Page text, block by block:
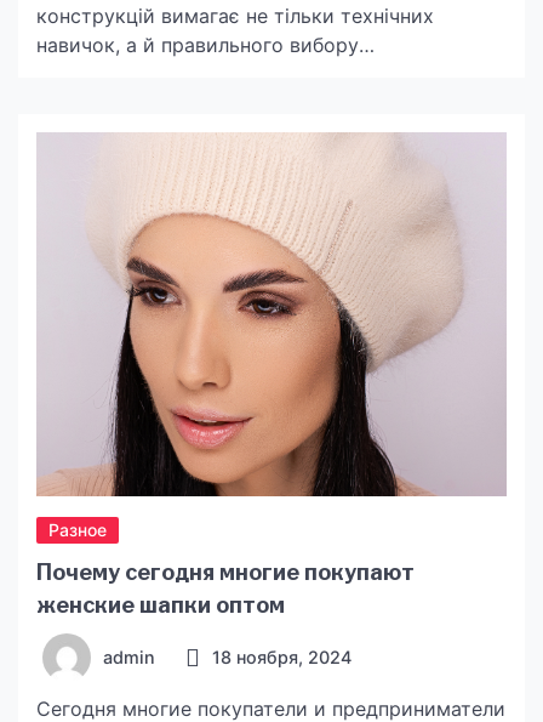
конструкцій вимагає не тільки технічних
навичок, а й правильного вибору
ефективність усунення пошкоджень. У цій
статті розглянемо, які бувають ремонтні суміші
для бетону, як правильно їх застосовувати та
які рішення пропонує бренд КРАЙЗЕЛЬ. Види
ремонтних сумішей, сфери застосування та
техніка використання На ринку існує […]
Разное
Почему сегодня многие покупают
женские шапки оптом
admin 18 ноября, 2024
Сегодня многие покупатели и предприниматели